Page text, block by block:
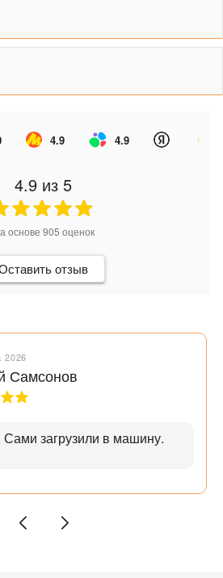
4.9 4.9
4.9 из 5
основе 905 оценок
отзыв
2026
Самсонов
загрузили в машину.